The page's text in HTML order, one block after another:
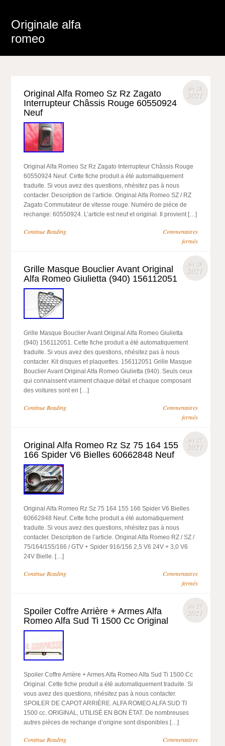
Originale alfa
romeo
fév 28
2021
Original Alfa Romeo Sz Rz Zagato
Interrupteur Châssis Rouge 60550924
Neuf
Original Alfa Romeo Sz Rz Zagato Interrupteur Châssis Rouge
60550924 Neuf. Cette fiche produit a été automatiquement
traduite. Si vous avez des questions, nhésitez pas à nous
contacter. Description de l’article. Original Alfa Romeo SZ / RZ
Zagato Commutateur de vitesse rouge. Numéro de pièce de
rechange: 60550924. L’article est neuf et original. Il provient […]
Continue Reading
Commentaires
fermés
fév 28
2021
Grille Masque Bouclier Avant Original
Alfa Romeo Giulietta (940) 156112051
Grille Masque Bouclier Avant Original Alfa Romeo Giulietta
(940) 156112051. Cette fiche produit a été automatiquement
traduite. Si vous avez des questions, nhésitez pas à nous
contacter. Kit disques et plaquettes. 156112051 Grille Masque
Bouclier Avant Original Alfa Romeo Giulietta (940). Seuls ceux
qui connaissent vraiment chaque détail et chaque composant
des voitures sont en […]
Continue Reading
Commentaires
fermés
fév 27
2021
Original Alfa Romeo Rz Sz 75 164 155
166 Spider V6 Bielles 60662848 Neuf
Original Alfa Romeo Rz Sz 75 164 155 166 Spider V6 Bielles
60662848 Neuf. Cette fiche produit a été automatiquement
traduite. Si vous avez des questions, nhésitez pas à nous
contacter. Description de l’article. Original Alfa Romeo RZ / SZ /
75/164/155/166 / GTV + Spider 916/156 2,5 V6 24V + 3,0 V6
24V Bielle. […]
Continue Reading
Commentaires
fermés
fév 27
2021
Spoiler Coffre Arrière + Armes Alfa
Romeo Alfa Sud Ti 1500 Cc Original
Spoiler Coffre Arrière + Armes Alfa Romeo Alfa Sud Ti 1500 Cc
Original. Cette fiche produit a été automatiquement traduite. Si
vous avez des questions, nhésitez pas à nous contacter.
SPOILER DE CAPOT ARRIÈRE. ALFA ROMEO ALFA SUD TI
1500 cc. ORIGINAL, UTILISÉ EN BON ÉTAT. De nombreuses
autres pièces de rechange d’origine sont disponibles […]
Continue Reading
Commentaires